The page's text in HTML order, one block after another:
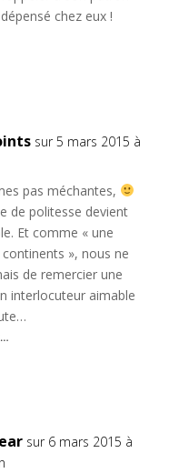
chez eux !
sur 5 mars 2015 à
pas méchantes,
de politesse devient
Et comme « une
», nous ne
de remercier une
interlocuteur aimable
sur 6 mars 2015 à